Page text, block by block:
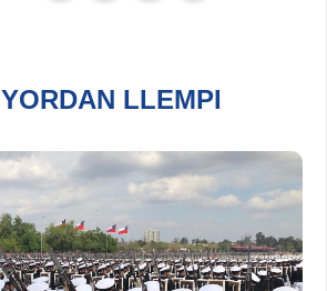
YORDAN LLEMPI